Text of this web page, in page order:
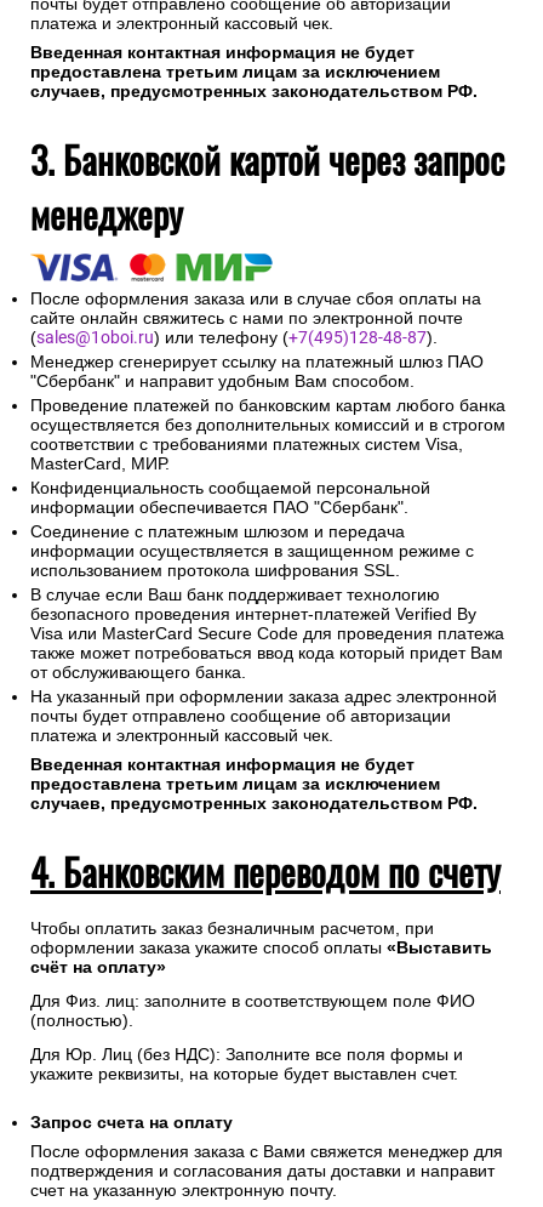
почты будет отправлено сообщение об авторизации
платежа и электронный кассовый чек.
Введенная контактная информация не будет
предоставлена третьим лицам за исключением
случаев, предусмотренных законодательством РФ.
3. Банковской картой через запрос
менеджеру
После оформления заказа или в случае сбоя оплаты на
сайте онлайн свяжитесь с нами по электронной почте
(sales@1oboi.ru) или телефону (+7(495)128-48-87).
Менеджер сгенерирует ссылку на платежный шлюз ПАО
"Сбербанк" и направит удобным Вам способом.
Проведение платежей по банковским картам любого банка
осуществляется без дополнительных комиссий и в строгом
соответствии с требованиями платежных систем Visa,
MasterCard, МИР.
Конфиденциальность сообщаемой персональной
информации обеспечивается ПАО "Сбербанк".
Соединение с платежным шлюзом и передача
информации осуществляется в защищенном режиме с
использованием протокола шифрования SSL.
В случае если Ваш банк поддерживает технологию
безопасного проведения интернет-платежей Verified By
Visa или MasterCard Secure Code для проведения платежа
также может потребоваться ввод кода который придет Вам
от обслуживающего банка.
На указанный при оформлении заказа адрес электронной
почты будет отправлено сообщение об авторизации
платежа и электронный кассовый чек.
Введенная контактная информация не будет
предоставлена третьим лицам за исключением
случаев, предусмотренных законодательством РФ.
4. Банковским переводом по счету
Чтобы оплатить заказ безналичным расчетом, при
оформлении заказа укажите способ оплаты «Выставить
счёт на оплату»
Для Физ. лиц: заполните в соответствующем поле ФИО
(полностью).
Для Юр. Лиц (без НДС): Заполните все поля формы и
укажите реквизиты, на которые будет выставлен счет.
Запрос счета на оплату
После оформления заказа с Вами свяжется менеджер для
подтверждения и согласования даты доставки и направит
счет на указанную электронную почту.